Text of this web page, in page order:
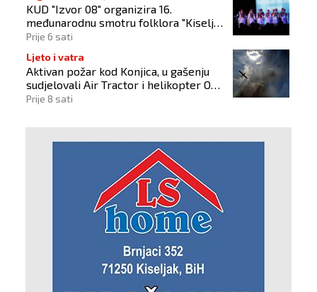
KUD "Izvor 08" organizira 16.
međunarodnu smotru folklora "Kiseljak
2026"
Prije 6 sati
Ljeto i vatra
Aktivan požar kod Konjica, u gašenju
sudjelovali Air Tractor i helikopter OS-
a BiH
Prije 8 sati